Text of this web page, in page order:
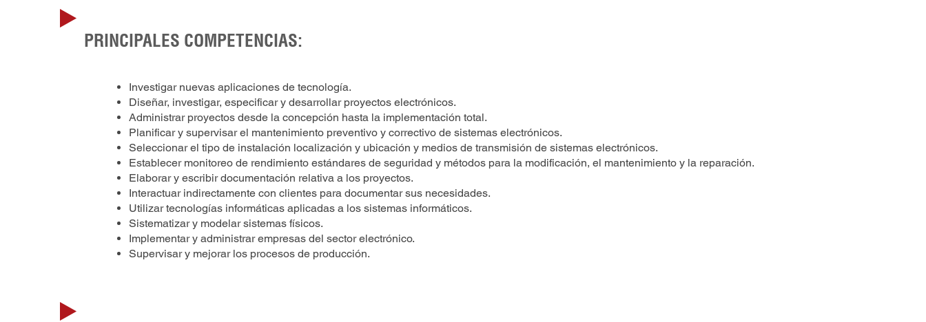
PRINCIPALES COMPETENCIAS:
Investigar nuevas aplicaciones de tecnología.
Diseñar, investigar, especificar y desarrollar proyectos electrónicos.
Administrar proyectos desde la concepción hasta la implementación total.
Planificar y supervisar el mantenimiento preventivo y correctivo de sistemas electrónicos.
Seleccionar el tipo de instalación localización y ubicación y medios de transmisión de sistemas electrónicos.
Establecer monitoreo de rendimiento estándares de seguridad y métodos para la modificación, el mantenimiento y la reparación.
Elaborar y escribir documentación relativa a los proyectos.
Interactuar indirectamente con clientes para documentar sus necesidades.
Utilizar tecnologías informáticas aplicadas a los sistemas informáticos.
Sistematizar y modelar sistemas físicos.
Implementar y administrar empresas del sector electrónico.
Supervisar y mejorar los procesos de producción.